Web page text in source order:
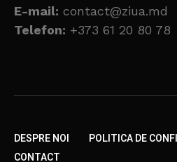
E-mail: contact@ziua.md
Telefon: +373 61 20 80 78
DESPRE NOI
POLITICA DE
CONTACT